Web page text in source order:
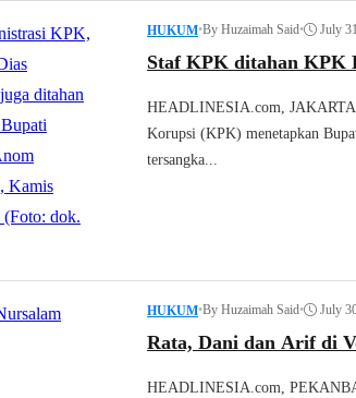
HUKUM•By Huzaimah Said• July
Staf KPK ditahan KPK
HEADLINESIA.com,
Korupsi (KPK) menetapkan
tersangka...
HUKUM•By Huzaimah Said• July
Rata, Dani dan Arif di
HEADLINESIA.com,